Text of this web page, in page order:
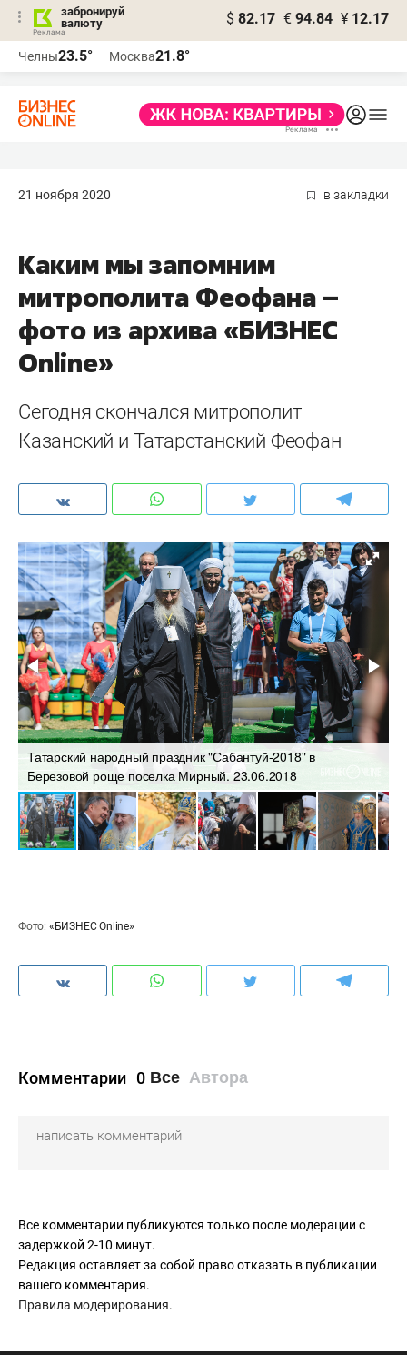
забронируй
валюту
$ 82.17 € 94.84 ¥ 12.17
Челны23.5° Москва21.8°
21 ноября 2020 в закладки
Каким мы запомним
митрополита Феофана –
фото из архива «БИЗНЕС
Online»
Сегодня скончался митрополит
Казанский и Татарстанский Феофан
Татарский народный праздник "Сабантуй-2018" в
Березовой роще поселка Мирный. 23.06.2018
Фото: «БИЗНЕС Online»
Комментарии 0 Все Автора
Все комментарии публикуются только после модерации с
задержкой 2-10 минут.
Редакция оставляет за собой право отказать в публикации
вашего комментария.
Правила модерирования.